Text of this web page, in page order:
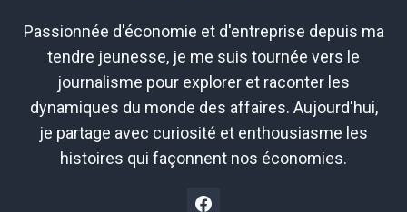
Passionnée d'économie et d'entreprise depuis ma
tendre jeunesse, je me suis tournée vers le
journalisme pour explorer et raconter les
dynamiques du monde des affaires. Aujourd'hui,
je partage avec curiosité et enthousiasme les
histoires qui façonnent nos économies.